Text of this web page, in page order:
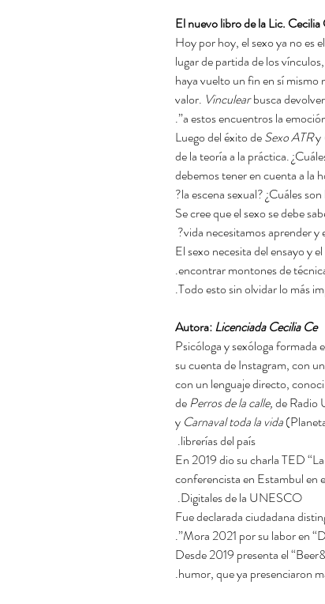
El nuevo libro de la Lic. Cecilia
“Hoy por hoy, el sexo ya no es
lugar de partida de los
haya vuelto un fin en sí mismo
valor. Vinculearbusca
a estos encuentros la
Luego del éxito deSexo ATRy
de la teoría a la práctica.
debemos tener en cuenta a la
la escena sexual? ¿Cuáles
Se cree que el sexo se debe
vida necesitamos aprender y
El sexo necesita del ensayo y
encontrar montones de
Todo esto sin olvidar lo más
Autora:Licenciada Cecilia Ce
*Psicóloga y sexóloga
su cuenta de Instagram, con
con un lenguaje directo,
dePerros de la calle,de Radio
y Carnaval toda la vida
librerías del país.
En 2019 dio su charla TED
conferencista en Estambul en
Digitales de la UNESCO.
Fue declarada ciudadana
Mora 2021 por su labor en
Desde 2019 presenta el
humor, que ya presenciaron